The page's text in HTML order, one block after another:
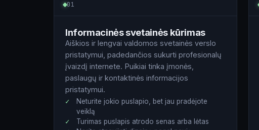
01
Informacinės svetainės kūrimas
Aiškios ir lengvai valdomos svetainės verslo
pristatymui, padedančios sukurti profesionalų
įvaizdį internete. Puikiai tinka įmonės,
paslaugų ir kontaktinės informacijos
pristatymui.
Neturite jokio puslapio, bet jau pradėjote
veiklą
Turimas puslapis atrodo senas arba lėtas